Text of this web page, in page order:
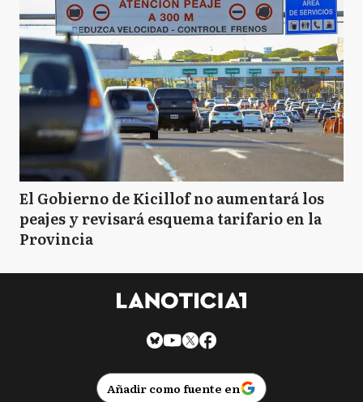
El Gobierno de Kicillof no aumentará los
peajes y revisará esquema tarifario en la
Provincia
Añadir como fuente en